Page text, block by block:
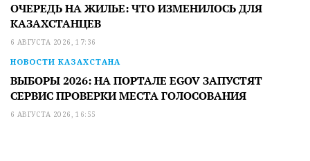
ОЧЕРЕДЬ НА ЖИЛЬЕ: ЧТО ИЗМЕНИЛОСЬ ДЛЯ
КАЗАХСТАНЦЕВ
6 АВГУСТА 2026, 17:36
НОВОСТИ КАЗАХСТАНА
ВЫБОРЫ 2026: НА ПОРТАЛЕ EGOV ЗАПУСТЯТ
СЕРВИС ПРОВЕРКИ МЕСТА ГОЛОСОВАНИЯ
6 АВГУСТА 2026, 16:55